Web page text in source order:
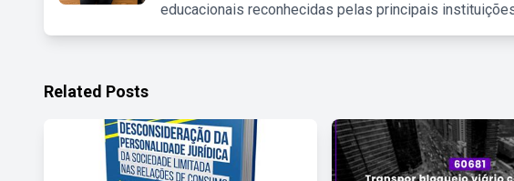
educacionais reconhecidas pelas principais
Related Posts